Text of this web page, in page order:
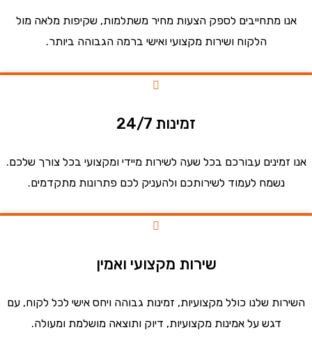
מתחייבים לספק הצעות מחיר משתלמות, שקיפות מלאה מול
הלקוח ושירות מקצועי ואישי ברמה הגבוהה ביותר.
זמינות 24/7
עבורכם בכל שעה לשירות מיידי ומקצועי בכל צורך שלכם.
נשמח לעמוד לשירותכם ולהעניק לכם פתרונות מתקדמים.
שירות מקצועי ואמין
שלנו כולל מקצועיות, זמינות גבוהה ויחס אישי לכל לקוח, עם
דגש על אמינות מקצועיות, דיוק ותוצאה מושלמת ומעולה.